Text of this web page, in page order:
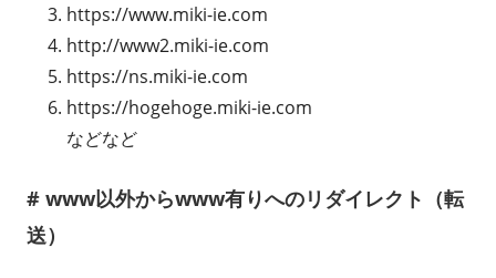
https://www.miki-ie.com
http://www2.miki-ie.com
https://ns.miki-ie.com
https://hogehoge.miki-ie.com
などなど
# www以外からwww有りへのリダイレクト（転
送）